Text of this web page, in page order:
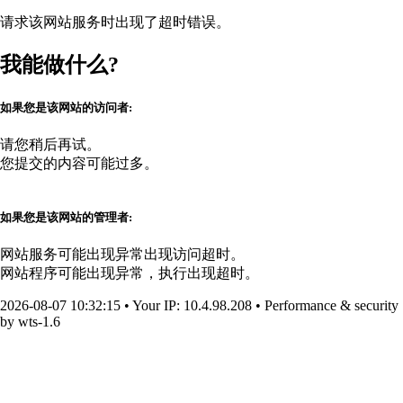
请求该网站服务时出现了超时错误。
我能做什么?
如果您是该网站的访问者:
请您稍后再试。
您提交的内容可能过多。
如果您是该网站的管理者:
网站服务可能出现异常出现访问超时。
网站程序可能出现异常，执行出现超时。
2026-08-07 10:32:15 • Your IP: 10.4.98.208 • Performance & security
by wts-1.6